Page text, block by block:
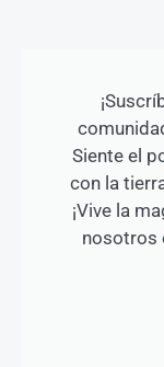
Siente el
con la
¡Vive la
nosotros